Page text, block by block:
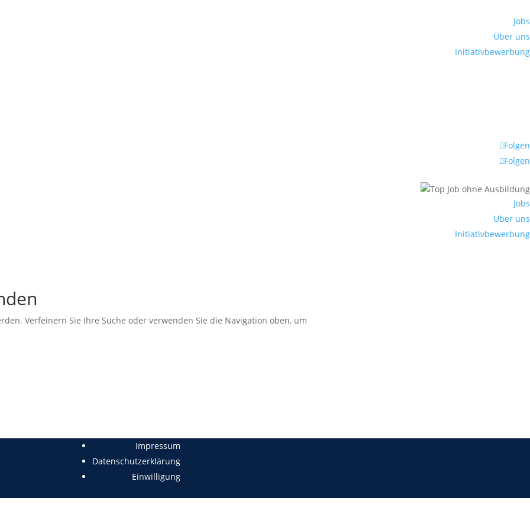
Jobs
Über uns
Initiativbewerbung
Folgen
Folgen
Jobs
Über uns
Initiativbewerbung
Verfeinern Sie Ihre Suche oder verwenden Sie die Navigation oben, um
Impressum
Datenschutzerklärung
Einwilligung